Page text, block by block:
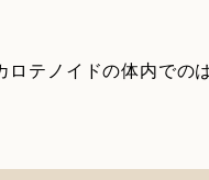
ロテノイドの体内での